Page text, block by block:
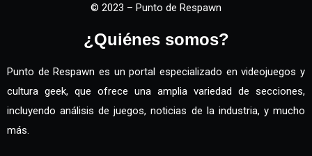
© 2023 – Punto de Respawn
¿Quiénes somos?
Punto de Respawn es un portal especializado en videojuegos y
cultura geek, que ofrece una amplia variedad de secciones,
incluyendo análisis de juegos, noticias de la industria, y mucho
más.